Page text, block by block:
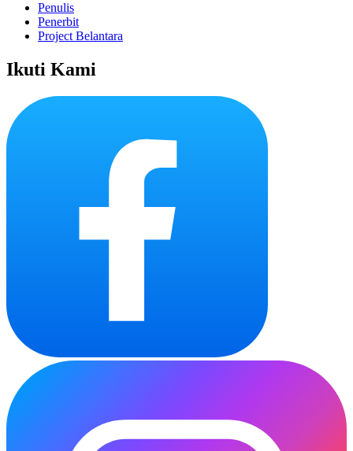
Penulis
Penerbit
Project Belantara
Ikuti Kami